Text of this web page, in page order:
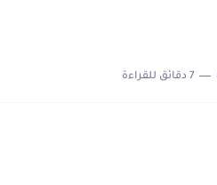
7 دقائق للقراءة